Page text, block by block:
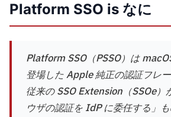
Platform SSO is なに
Platform SSO（PSSO）は
登場した Apple 純正の認証フレー
従来の SSO Extension（SSOe）
ウザの認証を IdP に委任する」